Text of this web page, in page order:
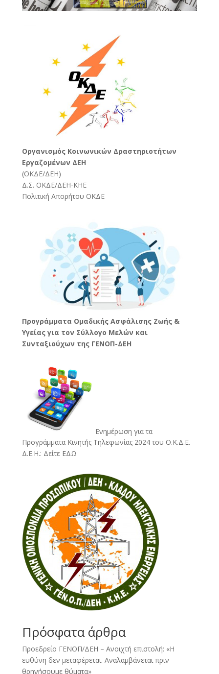
Oργανισμός Κοινωνικών Δραστηριοτήτων
Εργαζομένων ΔΕΗ
(ΟΚΔΕ/ΔΕΗ)
Δ.Σ. ΟΚΔΕ/ΔΕΗ-ΚΗΕ
Πολιτική Απορήτου ΟΚΔΕ
Προγράμματα Ομαδικής Ασφάλισης Ζωής &
Υγείας για τον Σύλλογο Μελών και
Συνταξιούχων της ΓΕΝΟΠ-ΔΕΗ
Ενημέρωση για τα
Προγράμματα Κινητής Τηλεφωνίας 2024 του Ο.Κ.Δ.Ε.
Δ.Ε.Η.: Δείτε ΕΔΩ
Πρόσφατα άρθρα
Προεδρείο ΓΕΝΟΠ/ΔΕΗ – Ανοιχτή επιστολή: «Η
ευθύνη δεν μεταφέρεται. Αναλαμβάνεται πριν
θρηνήσουμε θύματα»